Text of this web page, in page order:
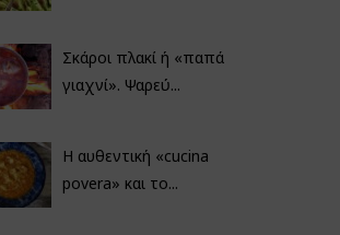
Σκάροι πλακί ή «παπά
γιαχνί». Ψαρεύ...
Η αυθεντική «cucina
povera» και το...